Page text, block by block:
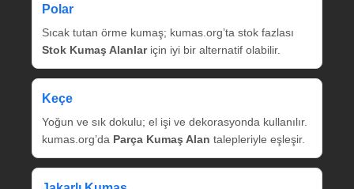
Polar
Sıcak tutan örme kumaş; kumas.org’ta stok fazlası
Stok Kumaş Alanlariçin iyi bir alternatif olabilir.
Keçe
Yoğun ve sık dokulu; el işi ve dekorasyonda kullanılır.
kumas.org’da Parça Kumaş Alan talepleriyle eşleşir.